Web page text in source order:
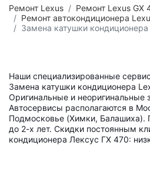
Ремонт Lexus
Ремонт Lexus GX
Ремонт автокондиционера
Замена катушки кондиционера
Наши специализированные
Замена катушки кондиционера
Оригинальные и неоригинальные
Автосервисы располагаются в
Подмосковье (Химки, Балашиха).
до 2-х лет. Скидки постоянным
кондиционера Лексус ГХ 470: